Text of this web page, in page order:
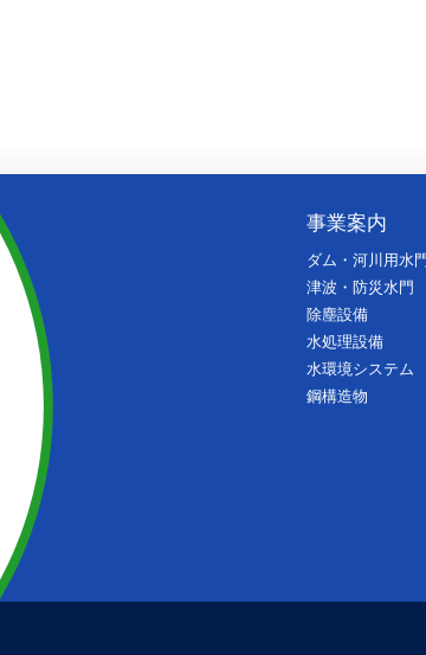
事業案内
ダム・河川用水
津波・防災水門
除塵設備
水処理設備
水環境システム
鋼構造物